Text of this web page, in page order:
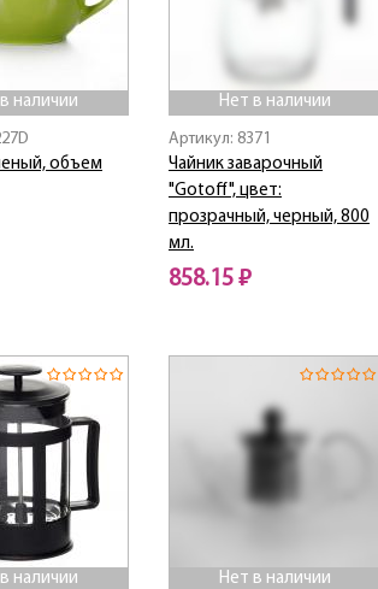
наличии
объем
Нет в наличии
Артикул: 8371
Чайник заварочный
"Gotoff", цвет:
прозрачный, черный, 800
мл.
858.15 ₽
наличии Нет в наличии